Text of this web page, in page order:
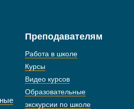
Преподавателям
Работа в школе
Курсы
Видео курсов
Образовательные
экскурсии по школе